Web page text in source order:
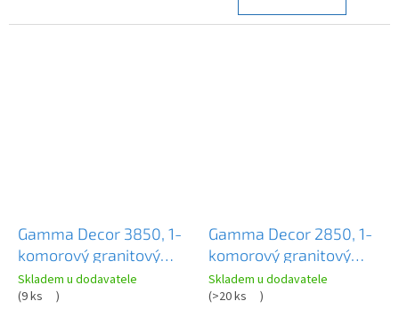
Gamma Decor 3850, 1-
komorový granitový
dřez 380x500x207 mm,
bílá, GMA-ZLE000158
Skladem u dodavatele
(9 ks )
Gamma Decor 2850, 1-
komorový granitový
dřez 280x500x207 mm,
bílá, GMA-ZLE000160
Skladem u dodavatele
(>20 ks )